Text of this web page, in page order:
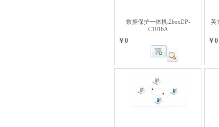
数据保护一体机i2boxDP-
C1016A
￥0
英
￥0